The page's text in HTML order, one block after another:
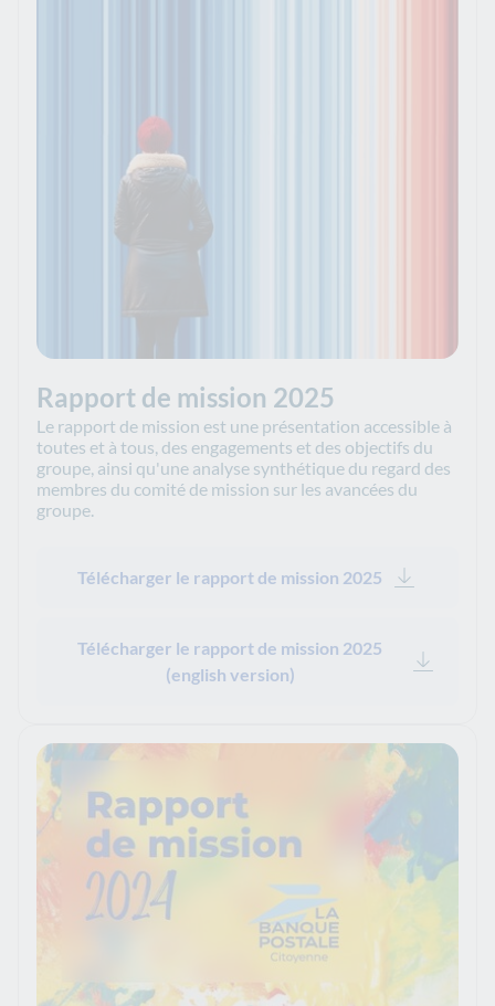
Rapport de mission 2025
Le rapport de mission est une présentation accessible à
toutes et à tous, des engagements et des objectifs du
groupe, ainsi qu'une analyse synthétique du regard des
membres du comité de mission sur les avancées du
groupe.
Télécharger le rapport de mission 2025
Télécharger le rapport de mission 2025
(english version)